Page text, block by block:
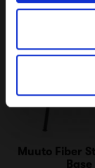
Muuto Fiber
Base